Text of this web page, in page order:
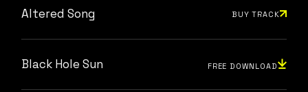
Altered Song BUY TRACK
Black Hole Sun FREE DOWNLOAD